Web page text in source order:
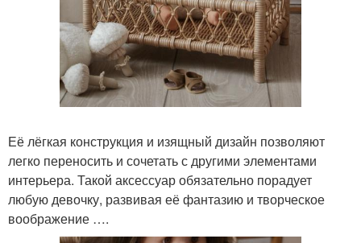
Её лёгкая конструкция и изящный дизайн позволяют
легко переносить и сочетать с другими элементами
интерьера. Такой аксессуар обязательно порадует
любую девочку, развивая её фантазию и творческое
воображение ….